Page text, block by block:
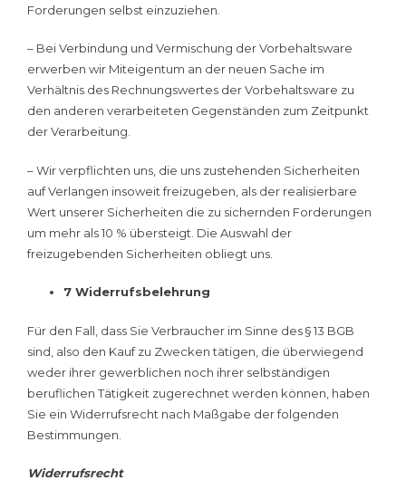
Forderungen selbst einzuziehen.
– Bei Verbindung und Vermischung der Vorbehaltsware
erwerben wir Miteigentum an der neuen Sache im
Verhältnis des Rechnungswertes der Vorbehaltsware zu
den anderen verarbeiteten Gegenständen zum Zeitpunkt
der Verarbeitung.
– Wir verpflichten uns, die uns zustehenden Sicherheiten
auf Verlangen insoweit freizugeben, als der realisierbare
Wert unserer Sicherheiten die zu sichernden Forderungen
um mehr als 10 % übersteigt. Die Auswahl der
freizugebenden Sicherheiten obliegt uns.
7 Widerrufsbelehrung
Für den Fall, dass Sie Verbraucher im Sinne des § 13 BGB
sind, also den Kauf zu Zwecken tätigen, die überwiegend
weder ihrer gewerblichen noch ihrer selbständigen
beruflichen Tätigkeit zugerechnet werden können, haben
Sie ein Widerrufsrecht nach Maßgabe der folgenden
Bestimmungen.
Widerrufsrecht